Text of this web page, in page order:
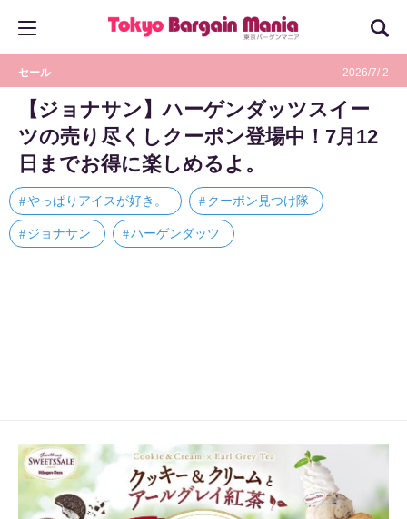
セール 2026/7/ 2
【ジョナサン】ハーゲンダッツスイー
ツの売り尽くしクーポン登場中！7月12
日までお得に楽しめるよ。
やっぱりアイスが好き。 クーポン見つけ隊
ジョナサン ハーゲンダッツ